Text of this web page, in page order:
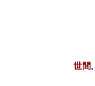
世間